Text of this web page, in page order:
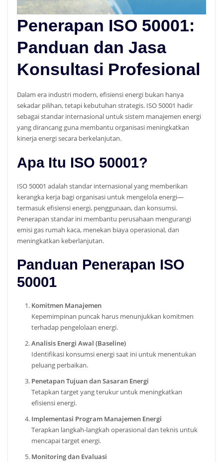
Penerapan ISO 50001:
Panduan dan Jasa
Konsultasi Profesional
Dalam era industri modern, efisiensi energi bukan hanya
sekadar pilihan, tetapi kebutuhan strategis. ISO 50001 hadir
sebagai standar internasional untuk sistem manajemen energi
yang dirancang guna membantu organisasi meningkatkan
kinerja energi secara berkelanjutan.
Apa Itu ISO 50001?
ISO 50001 adalah standar internasional yang memberikan
kerangka kerja bagi organisasi untuk mengelola energi—
termasuk efisiensi energi, penggunaan, dan konsumsi.
Penerapan standar ini membantu perusahaan mengurangi
emisi gas rumah kaca, menekan biaya operasional, dan
meningkatkan keberlanjutan.
Panduan Penerapan ISO
50001
Komitmen Manajemen
Kepemimpinan puncak harus menunjukkan komitmen
terhadap pengelolaan energi.
Analisis Energi Awal (Baseline)
Identifikasi konsumsi energi saat ini untuk menentukan
peluang perbaikan.
Penetapan Tujuan dan Sasaran Energi
Tetapkan target yang terukur untuk meningkatkan
efisiensi energi.
Implementasi Program Manajemen Energi
Terapkan langkah-langkah operasional dan teknis untuk
mencapai target energi.
Monitoring dan Evaluasi